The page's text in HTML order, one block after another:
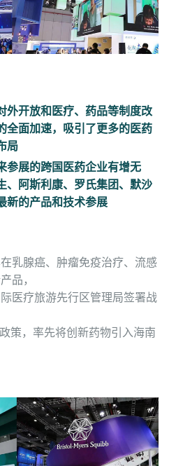
外开放和医疗、药品等制度改
全面加速，吸引了更多的医药
局
参展的跨国医药企业有增无
、阿斯利康、罗氏集团、默沙
新的产品和技术参展
乳腺癌、肿瘤免疫治疗、流感
品，
医疗旅游先行区管理局签署战
策，率先将创新药物引入海南